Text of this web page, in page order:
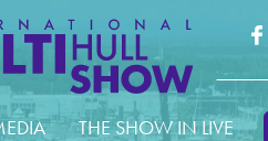
THE SHOW IN LIVE